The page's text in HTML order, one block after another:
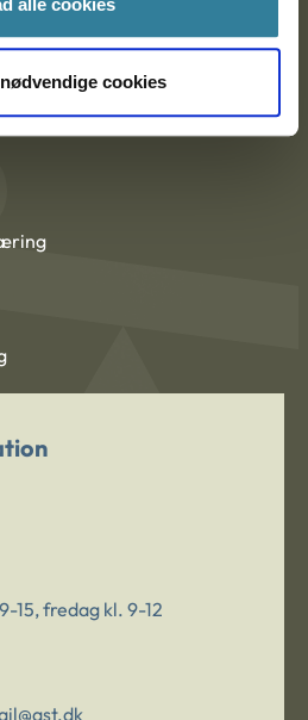
cookies
15, fredag kl. 9-12